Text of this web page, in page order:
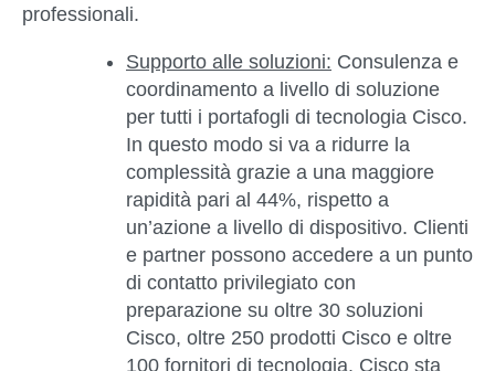
professionali.
Supporto alle soluzioni: Consulenza e
coordinamento a livello di soluzione
per tutti i portafogli di tecnologia Cisco.
In questo modo si va a ridurre la
complessità grazie a una maggiore
rapidità pari al 44%, rispetto a
un’azione a livello di dispositivo. Clienti
e partner possono accedere a un punto
di contatto privilegiato con
preparazione su oltre 30 soluzioni
Cisco, oltre 250 prodotti Cisco e oltre
100 fornitori di tecnologia. Cisco sta